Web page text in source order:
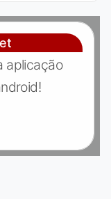
aplicação